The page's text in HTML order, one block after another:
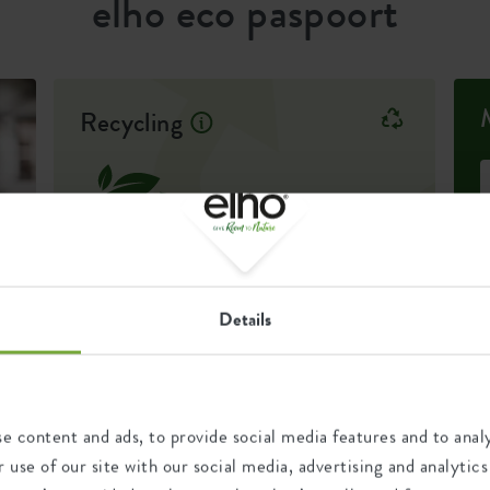
Details
content and ads, to provide social media features and to
of our site with our social media, advertising and
elho eco paspoort
Recycling
Dit product bestaat uit 0%
post-consumer afval en 100%
99jaar